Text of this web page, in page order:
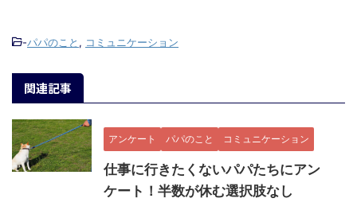
-パパのこと , コミュニケーション
関連記事
アンケート パパのこと コミュニケーション
仕事に行きたくないパパたちにアン
ケート！半数が休む選択肢なし